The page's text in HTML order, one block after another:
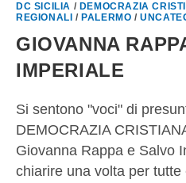
DC SICILIA / DEMOCRAZIA
REGIONALI / PALERMO /
GIOVANNA
IMPERIALE
Si sentono "voci" di
DEMOCRAZIA
Giovanna Rappa e Salvo
chiarire una volta per